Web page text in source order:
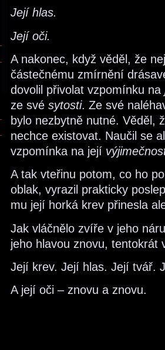
Její hlas.
Její oči.
A nakonec, když věděl, že
částečnému zmírnění
dovolil přivolat vzpomínku na
ze své sytosti. Ze své
bylo nezbytně nutné. Věděl,
nechce existovat. Naučil se
vzpomínka na její
A tak vteřinu potom, co ho
oblak, vyrazil prakticky
mu její horká krev přinesla
Jak vláčnělo zvíře v jeho
jeho hlavou znovu, tentokrát
Její krev. Její hlas. Její tvář.
A její oči – znovu a znovu.